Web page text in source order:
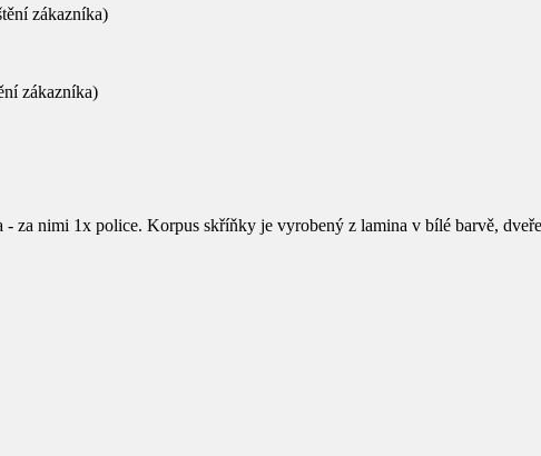
zákazníka)
zákazníka)
za nimi 1x police. Korpus skříňky je vyrobený z lamina v bílé barvě,